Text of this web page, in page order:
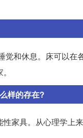
和休息。床可以在
样的存在?
家具。从心理学上